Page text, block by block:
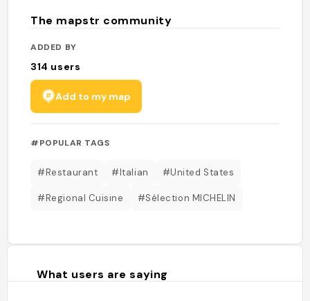
The mapstr community
ADDED BY
314 users
Add to my map
#POPULAR TAGS
#Restaurant #Italian #United States
#Regional Cuisine #Sélection MICHELIN
What users are saying